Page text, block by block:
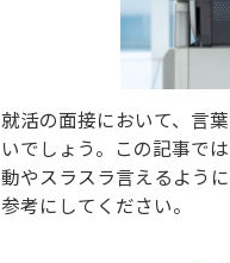
就活の面接において、言
いでしょう。この記事で
動やスラスラ言えるよう
参考にしてください。